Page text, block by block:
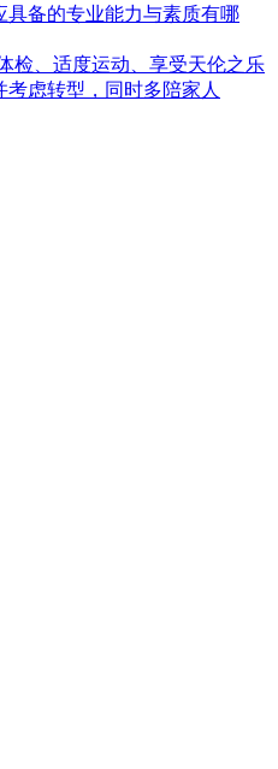
具备的专业能力与素质有哪
检、适度运动、享受天伦之乐
虑转型，同时多陪家人